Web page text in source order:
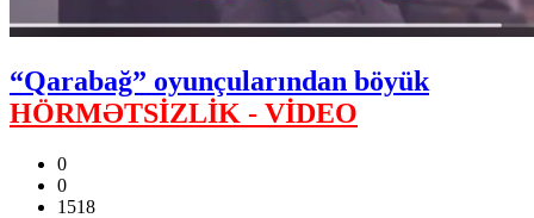
“Qarabağ” oyunçularından böyük
HÖRMƏTSİZLİK - VİDEO
0
0
1518